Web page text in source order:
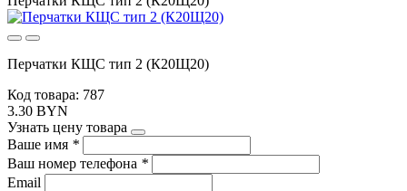
Перчатки КЩС тип 2 (К20Щ20)
Код товара: 787
3.30 BYN
Узнать цену товара
Ваше имя *
Ваш номер телефона *
Email